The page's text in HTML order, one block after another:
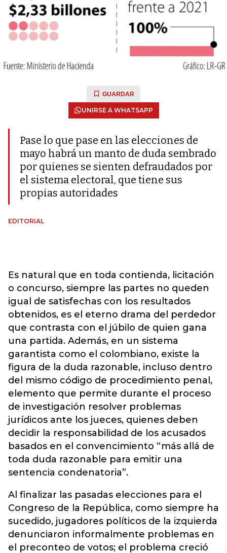
GUARDAR
UNIRSE A WHATSAPP
Pase lo que pase en las elecciones de
mayo habrá un manto de duda sembrado
por quienes se sienten defraudados por
el sistema electoral, que tiene sus
propias autoridades
EDITORIAL
Es natural que en toda contienda, licitación
o concurso, siempre las partes no queden
igual de satisfechas con los resultados
obtenidos, es el eterno drama del perdedor
que contrasta con el júbilo de quien gana
una partida. Además, en un sistema
garantista como el colombiano, existe la
figura de la duda razonable, incluso dentro
del mismo código de procedimiento penal,
elemento que permite durante el proceso
de investigación resolver problemas
jurídicos ante los jueces, quienes deben
decidir la responsabilidad de los acusados
basados en el convencimiento “más allá de
toda duda razonable para emitir una
sentencia condenatoria”.
Al finalizar las pasadas elecciones para el
Congreso de la República, como siempre ha
sucedido, jugadores políticos de la izquierda
denunciaron informalmente problemas en
el preconteo de votos; el problema creció